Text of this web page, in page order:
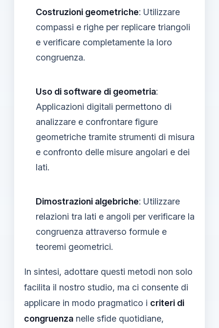
Costruzioni geometriche: Utilizzare
compassi e righe per replicare triangoli
e verificare completamente la loro
congruenza.
Uso di software di geometria:
Applicazioni digitali permettono di
analizzare e confrontare figure
geometriche tramite strumenti di misura
e confronto delle misure angolari e dei
lati.
Dimostrazioni algebriche: Utilizzare
relazioni tra lati e angoli per verificare la
congruenza attraverso formule e
teoremi geometrici.
In sintesi, adottare questi metodi non solo
facilita il nostro studio, ma ci consente di
applicare in modo pragmatico i criteri di
congruenza nelle sfide quotidiane,